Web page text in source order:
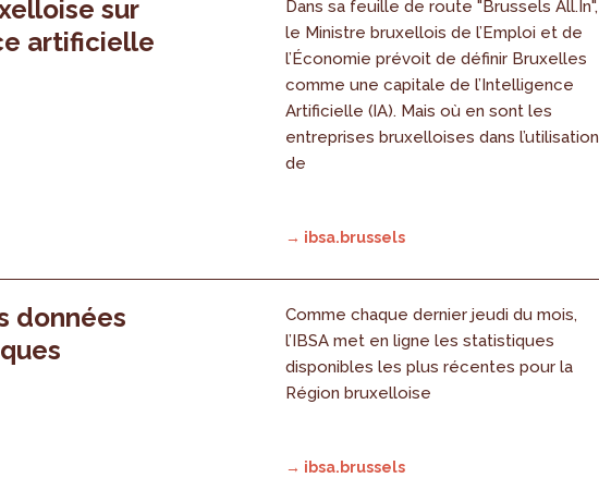
sur
artificielle
Dans sa feuille de route "Brussels All.In",
le Ministre bruxellois de l’Emploi et de
l’Économie prévoit de définir Bruxelles
comme une capitale de l’Intelligence
Artificielle (IA). Mais où en sont les
entreprises bruxelloises dans l’utilisation
de
→ ibsa.brussels
données
Comme chaque dernier jeudi du mois,
l’IBSA met en ligne les statistiques
disponibles les plus récentes pour la
Région bruxelloise
→ ibsa.brussels